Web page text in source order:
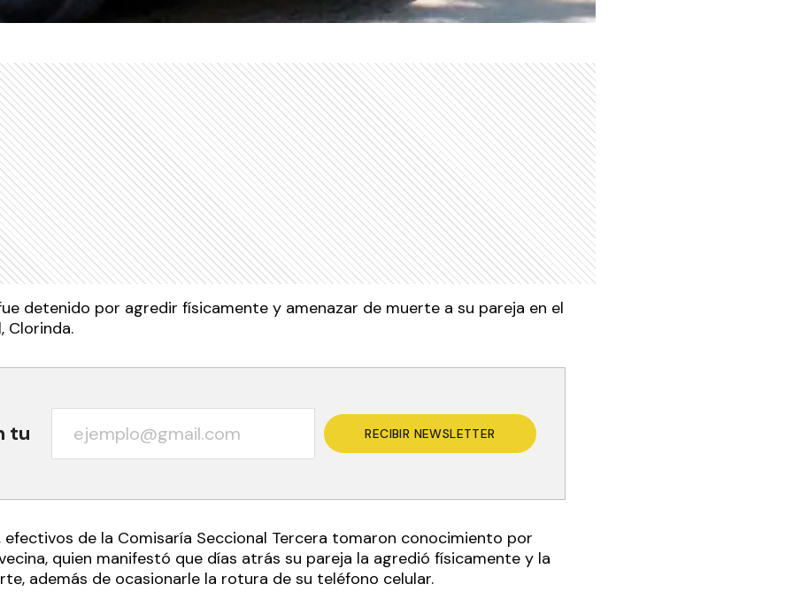
detenido por agredir físicamente y amenazar de muerte a su pareja en el
Clorinda.
tu RECIBIR NEWSLETTER
efectivos de la Comisaría Seccional Tercera tomaron conocimiento por
quien manifestó que días atrás su pareja la agredió físicamente y la
además de ocasionarle la rotura de su teléfono celular.